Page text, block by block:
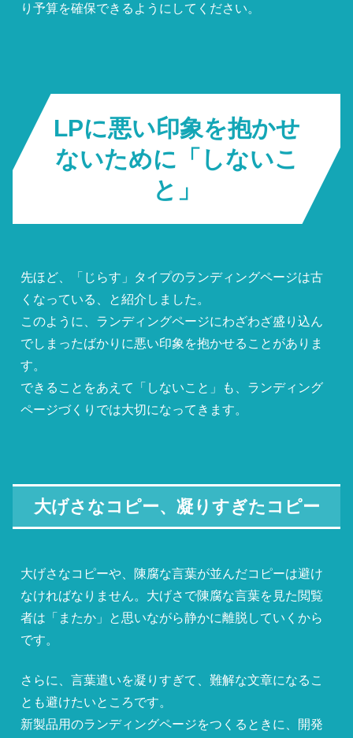
り予算を確保できるようにしてください。
LPに悪い印象を抱かせ
ないために「しないこ
と」
先ほど、「じらす」タイプのランディングページは古
くなっている、と紹介しました。
このように、ランディングページにわざわざ盛り込ん
でしまったばかりに悪い印象を抱かせることがありま
す。
できることをあえて「しないこと」も、ランディング
ページづくりでは大切になってきます。
大げさなコピー、凝りすぎたコピー
大げさなコピーや、陳腐な言葉が並んだコピーは避け
なければなりません。大げさで陳腐な言葉を見た閲覧
者は「またか」と思いながら静かに離脱していくから
です。
さらに、言葉遣いを凝りすぎて、難解な文章になるこ
とも避けたいところです。
新製品用のランディングページをつくるときに、開発